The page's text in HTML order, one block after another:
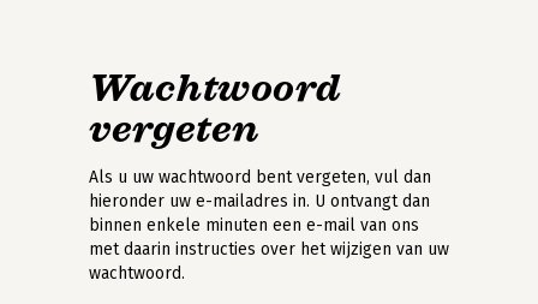
Wachtwoord
vergeten
Als u uw wachtwoord bent vergeten, vul dan
hieronder uw e-mailadres in. U ontvangt dan
binnen enkele minuten een e-mail van ons
met daarin instructies over het wijzigen van uw
wachtwoord.